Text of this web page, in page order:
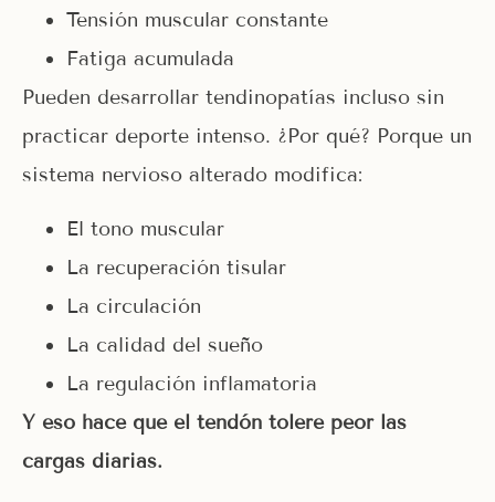
Tensión muscular constante
Fatiga acumulada
Pueden desarrollar tendinopatías incluso sin
practicar deporte intenso. ¿Por qué? Porque un
sistema nervioso alterado modifica:
El tono muscular
La recuperación tisular
La circulación
La calidad del sueño
La regulación inflamatoria
Y eso hace que el tendón tolere peor las
cargas diarias.